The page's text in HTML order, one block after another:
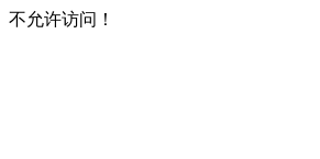
不允许访问！